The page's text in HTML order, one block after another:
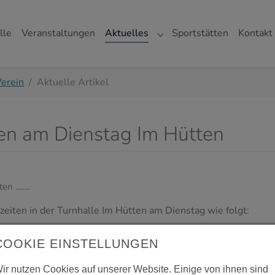
"Verein"
Veranstaltungen Aktuelles Submenu for "Aktuelles"
Sportstätten Kontakt
Aktuelle Artikel
am Dienstag Im Hütten
........
in der Turnhalle Im Hütten am Dienstag wie folgt:
EINSTELLUNGEN
nutzen Cookies auf unserer Website. Einige von ihnen sind